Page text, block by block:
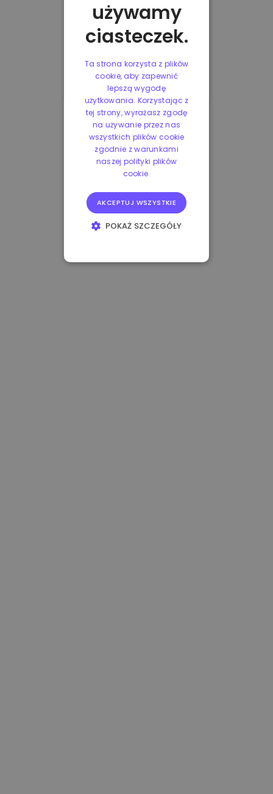
używamy
ciasteczek.
Ta strona korzysta z plików
cookie, aby zapewnić
lepszą wygodę
użytkowania. Korzystając z
tej strony, wyrażasz zgodę
na używanie przez nas
wszystkich plików cookie
zgodnie z warunkami
naszej polityki plików
cookie.
AKCEPTUJ WSZYSTKIE
POKAŻ SZCZEGÓŁY